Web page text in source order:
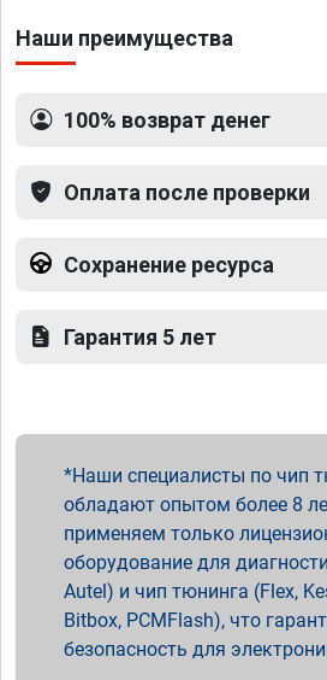
Наши преимущества
100% возврат денег
Оплата после проверки
Сохранение ресурса
Гарантия 5 лет
Наши специалисты по чип
обладают опытом более 8
применяем только
оборудование для
Autel) и чип тюнинга (Flex,
Bitbox, PCMFlash), что
безопасность для